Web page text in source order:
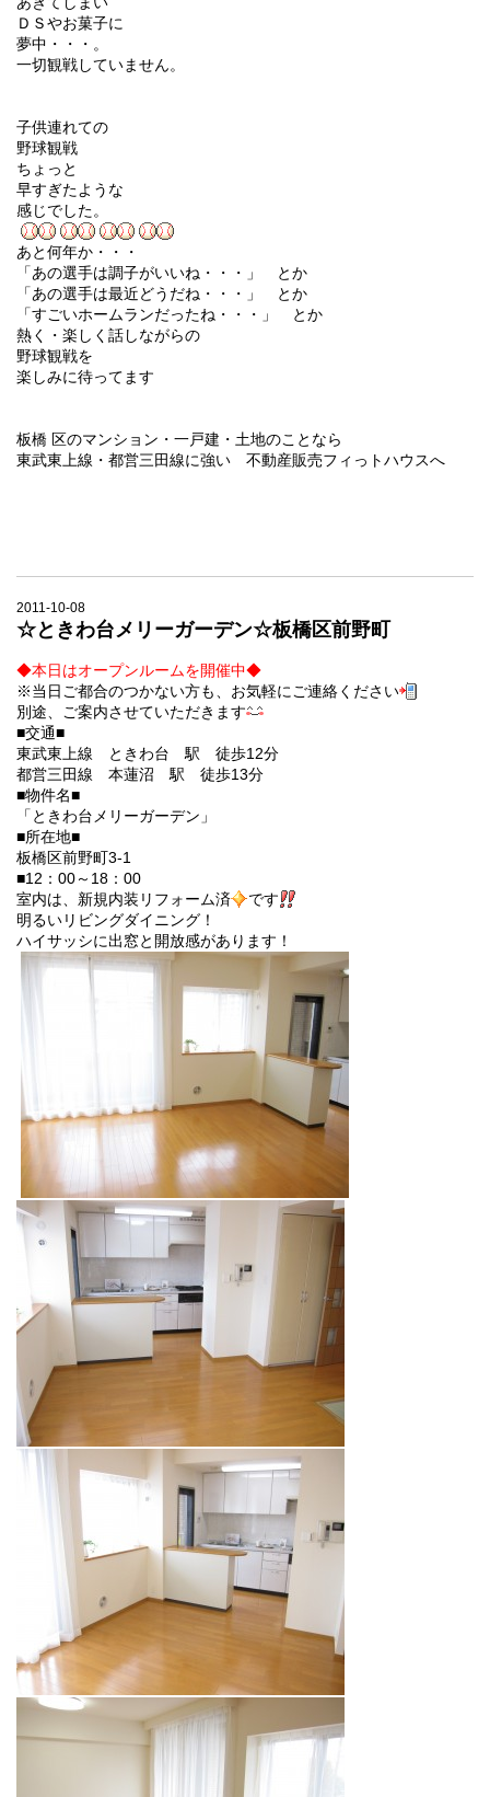
ＤＳやお菓子に
夢中・・・。
一切観戦していません。
子供連れての
野球観戦
ちょっと
早すぎたような
感じでした。
あと何年か・・・
「あの選手は調子がいいね・・・」 とか
「あの選手は最近どうだね・・・」 とか
「すごいホームランだったね・・・」 とか
熱く・楽しく話しながらの
野球観戦を
楽しみに待ってます
板橋 区のマンション・ 一戸建・土地のことなら
東武東上線・都営三田線に強い 不動産販売フィっトハウスへ
2011-10-08
☆ときわ台メリーガーデン☆板橋区前野町
◆本日はオープンルームを開催中◆
※当日ご都合のつかない方も、お気軽にご連絡ください
別途、ご案内させていただきます
■交通■
東武東上線 ときわ台 駅 徒歩12分
都営三田線 本蓮沼 駅 徒歩13分
■物件名■
「ときわ台メリーガーデン」
■所在地■
板橋区前野町3-1
■12：00～18：00
室内は、新規内装リフォーム済
です
明るいリビングダイニング！
ハイサッシに出窓と開放感があります！